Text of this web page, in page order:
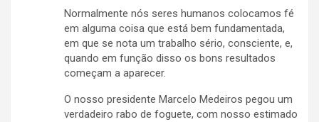
Normalmente nós seres humanos colocamos fé
em alguma coisa que está bem fundamentada,
em que se nota um trabalho sério, consciente, e,
quando em função disso os bons resultados
começam a aparecer.
O nosso presidente Marcelo Medeiros pegou um
verdadeiro rabo de foguete, com nosso estimado